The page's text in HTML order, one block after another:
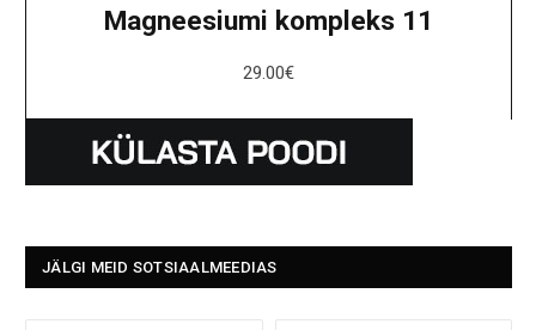
Magneesiumi kompleks 11
29.00€
JÄLGI MEID SOTSIAALMEEDIAS